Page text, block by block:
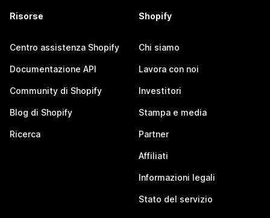
Risorse
Centro assistenza Shopify
Documentazione API
Community di Shopify
Blog di Shopify
Ricerca
Shopify
Chi siamo
Lavora con noi
Investitori
Stampa e media
Partner
Affiliati
Informazioni legali
Stato del servizio